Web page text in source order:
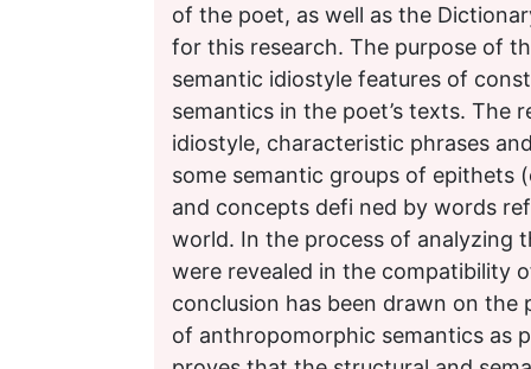
of the poet, as well as the
for this research. The purpose of
semantic idiostyle features of
semantics in the poet’s texts. The
idiostyle, characteristic phrases
some semantic groups of epithets
and concepts defi ned by words
world. In the process of analyzing
were revealed in the compatibility
conclusion has been drawn on
of anthropomorphic semantics as